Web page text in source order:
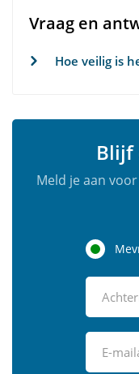
Vraag en
Hoe veilig is
Blijf
Meld je aan